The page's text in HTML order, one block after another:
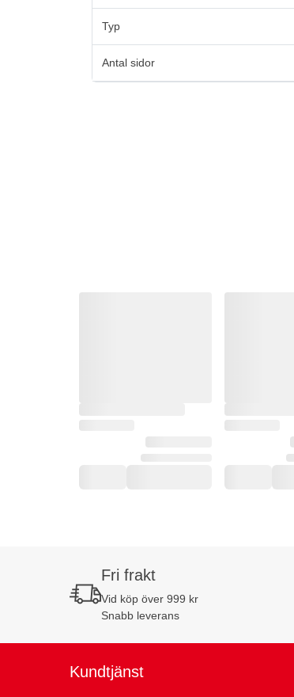
Typ
Antal sidor
Fri frakt
Vid köp över 999 kr
Snabb leverans
Kundtjänst